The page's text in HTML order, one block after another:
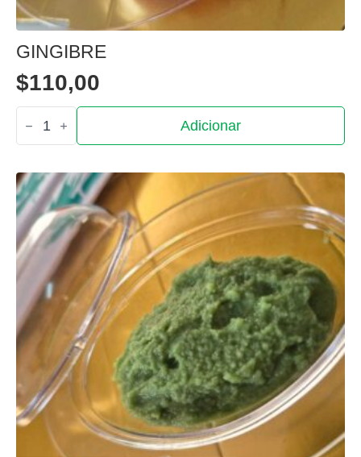
GINGIBRE
$110,00
Quantidade
de
Gingibre
Adicionar
PRODUTOS
RELACIONADOS